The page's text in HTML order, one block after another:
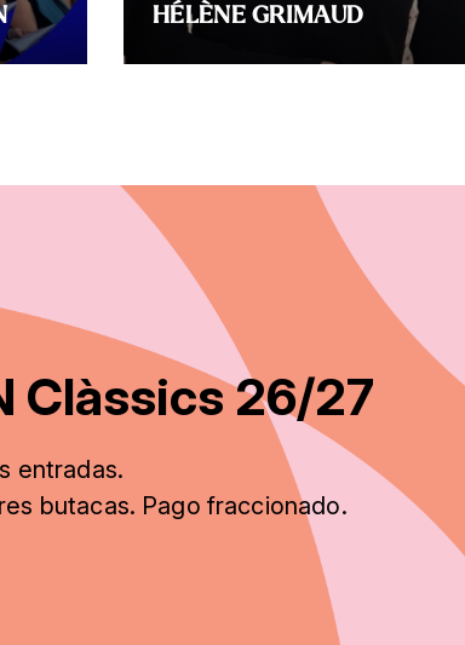
HÉLÈNE GRIMAUD
Clàssics 26/27
entradas.
butacas. Pago fraccionado.